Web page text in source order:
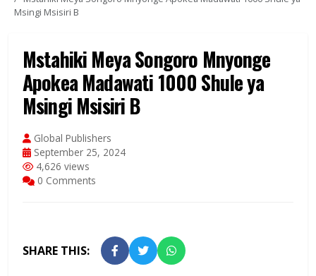
Msingi Msisiri B
Mstahiki Meya Songoro Mnyonge
Apokea Madawati 1000 Shule ya
Msingi Msisiri B
Global Publishers
September 25, 2024
4,626 views
0 Comments
SHARE THIS: